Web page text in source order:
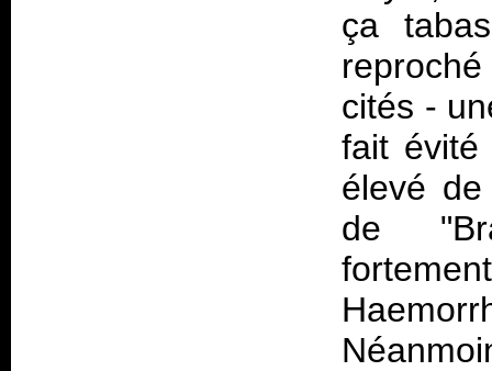
ça
cités -
fait évité
élevé
de